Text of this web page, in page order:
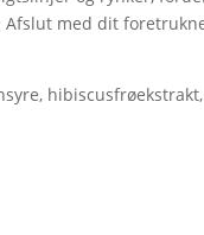
Afslut med dit